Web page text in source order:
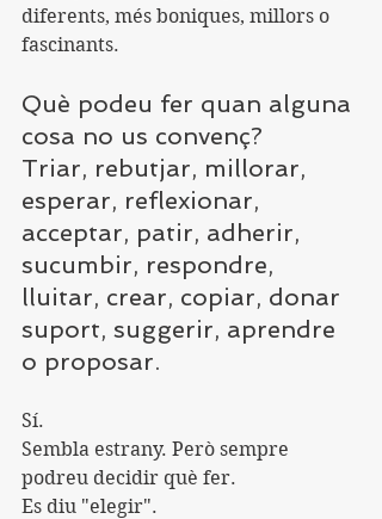
diferents, més boniques, millors o
fascinants.
Què podeu fer quan alguna
cosa no us convenç?
Triar, rebutjar, millorar,
esperar, reflexionar,
acceptar, patir, adherir,
sucumbir, respondre,
lluitar, crear, copiar, donar
suport, suggerir, aprendre
o proposar.
Sí.
Sembla estrany. Però sempre
podreu decidir què fer.
Es diu "elegir".